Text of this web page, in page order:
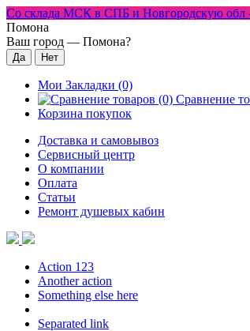
Со склада МСК в СПБ и Новгородскую обл
Помона
Ваш город — Помона?
Мои Закладки (0)
Сравнение
Корзина покупок
Доставка и самовывоз
Сервисный центр
О компании
Оплата
Статьи
Ремонт душевых кабин
Action 123
Another action
Something else here
Separated link